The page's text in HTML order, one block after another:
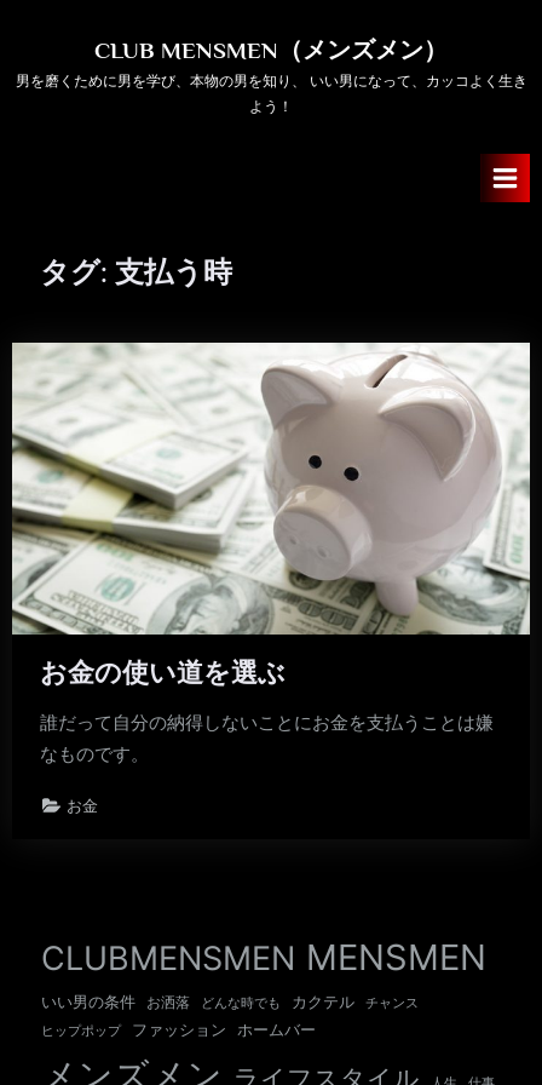
content
CLUB MENSMEN（メンズメン）
男を磨くために男を学び、本物の男を知り、 いい男になって、カッコよく生き
よう！
タグ: 支払う時
お金の使い道を選ぶ
誰だって自分の納得しないことにお金を支払うことは嫌
なものです。
お金
CLUBMENSMEN MENSMEN
いい男の条件 お洒落 どんな時でも カクテル チャンス
ヒップポップ ファッション ホームバー
メンズメン ライフスタイル